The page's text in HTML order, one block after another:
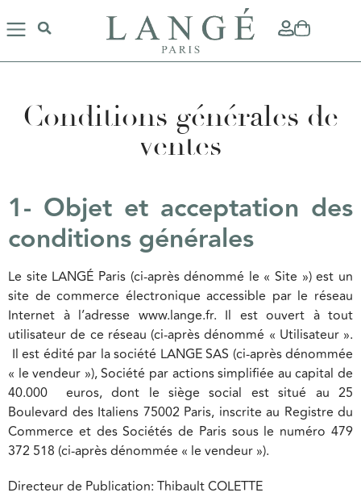
Conditions générales de
ventes
1- Objet et acceptation des
conditions générales
Le site LANGÉ Paris (ci-après dénommé le « Site ») est un
site de commerce électronique accessible par le réseau
Internet à l’adresse www.lange.fr. Il est ouvert à tout
utilisateur de ce réseau (ci-après dénommé « Utilisateur ».
Il est édité par la société LANGE SAS (ci-après dénommée
« le vendeur »), Société par actions simplifiée au capital de
40.000 euros, dont le siège social est situé au 25
Boulevard des Italiens 75002 Paris, inscrite au Registre du
Commerce et des Sociétés de Paris sous le numéro 479
372 518 (ci-après dénommée « le vendeur »).
Directeur de Publication: Thibault COLETTE